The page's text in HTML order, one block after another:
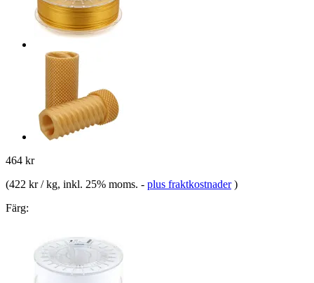
464 kr
(422 kr / kg, inkl. 25% moms. - plus fraktkostnader )
Färg: